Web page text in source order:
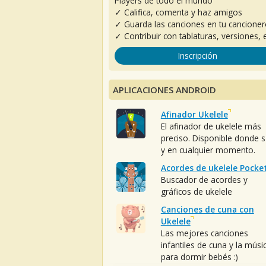
✓ Califica, comenta y haz amigos
✓ Guarda las canciones en tu
✓ Contribuir con tablaturas, versiones,
Inscripción
APLICACIONES ANDROID
Afinador Ukelele
El afinador de ukelele más
preciso. Disponible donde
y en cualquier momento.
Acordes de ukelele
Buscador de acordes y
gráficos de ukelele
Canciones de cuna con
Ukelele
Las mejores canciones
infantiles de cuna y la
para dormir bebés :)